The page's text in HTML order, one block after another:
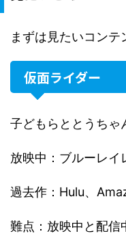
まずは見たいコンテ
仮面ライダー
子どもらととうちゃ
放映中：ブルーレイ
過去作：Hulu、
難点：放映中と配信